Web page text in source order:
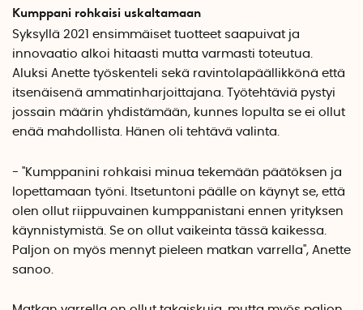
Kumppani rohkaisi uskaltamaan
Syksyllä 2021 ensimmäiset tuotteet saapuivat ja
innovaatio alkoi hitaasti mutta varmasti toteutua.
Aluksi Anette työskenteli sekä ravintolapäällikkönä että
itsenäisenä ammatinharjoittajana. Työtehtäviä pystyi
jossain määrin yhdistämään, kunnes lopulta se ei ollut
enää mahdollista. Hänen oli tehtävä valinta.
- "Kumppanini rohkaisi minua tekemään päätöksen ja
lopettamaan työni. Itsetuntoni päälle on käynyt se, että
olen ollut riippuvainen kumppanistani ennen yrityksen
käynnistymistä. Se on ollut vaikeinta tässä kaikessa.
Paljon on myös mennyt pieleen matkan varrella", Anette
sanoo.